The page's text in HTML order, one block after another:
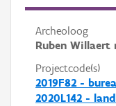
Archeoloog
Ruben Willaert
Projectcode(s)
2019F82 -
2020L142 -